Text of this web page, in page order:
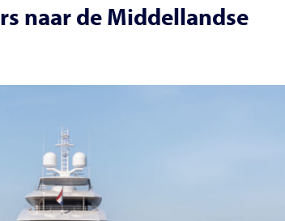
naar de Middellandse